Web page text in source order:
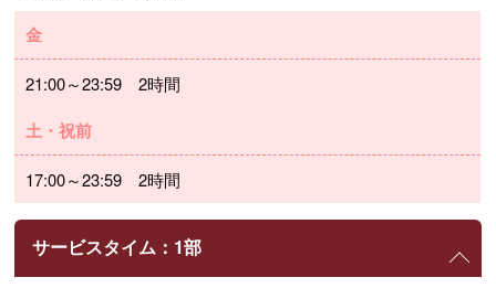
金
21:00～23:59 2時間
土・祝前
17:00～23:59 2時間
サービスタイム：1部